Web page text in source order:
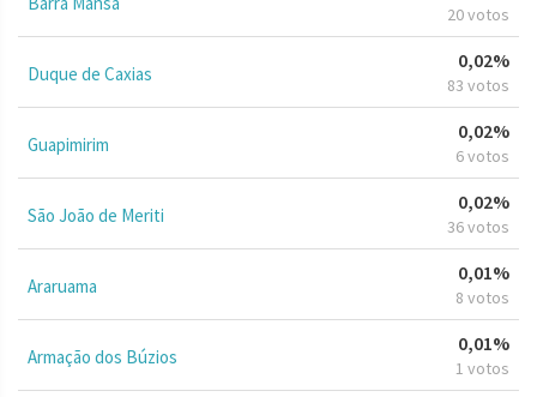
20 votos
Duque de Caxias
0,02%
83 votos
Guapimirim
0,02%
6 votos
São João de Meriti
0,02%
36 votos
Araruama
0,01%
8 votos
Armação dos Búzios
0,01%
1 votos